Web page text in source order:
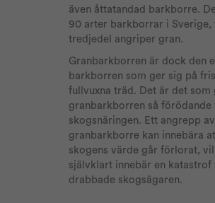
även åttatandad barkborre.
90 arter barkborrar i Sverige,
tredjedel angriper gran.
Granbarkborren är dock den
barkborren som ger sig på
fullvuxna träd. Det är det som
granbarkborren så förödande
skogsnäringen. Ett angrepp av
granbarkborre kan innebära
skogens värde går förlorat,
självklart innebär en katastrof
drabbade skogsägaren.